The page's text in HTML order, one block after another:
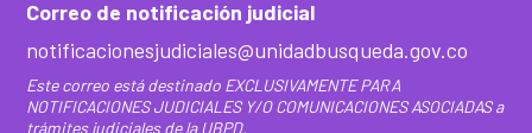
Correo de notificación judicial
notificacionesjudiciales@unidadbusqueda.gov.co
Este correo está destinado EXCLUSIVAMENTE PARA
NOTIFICACIONES JUDICIALES Y/O COMUNICACIONES ASOCIADAS a
trámites judiciales de la UBPD.